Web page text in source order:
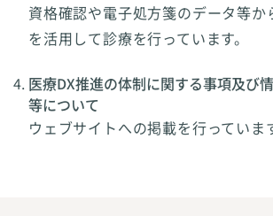
資格確認や電子処方箋のデータ等か
を活用して診療を行っています。
医療DX推進の体制に関する事項及び
等について
ウェブサイトへの掲載を行っていま